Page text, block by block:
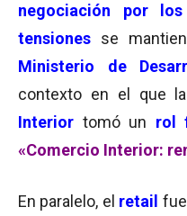
negociación por
tensiones se
Ministerio de
contexto en el que la
Interior tomó un rol
«Comercio Interior:
En paralelo, el retail